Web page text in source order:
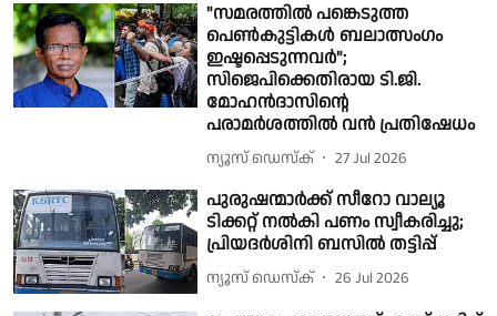
"സമരത്തിൽ പങ്കെടുത്ത
പെൺകുട്ടികൾ ബലാത്സംഗം
ഇഷ്ടപ്പെടുന്നവർ";
സിജെപിക്കെതിരായ ടി.ജി.
മോഹൻദാസിൻ്റെ
പരാമർശത്തിൽ വൻ പ്രതിഷേധം
ന്യൂസ് ഡെസ്ക് 27 Jul 2026
പുരുഷന്മാർക്ക് സീറോ വാല്യൂ
ടിക്കറ്റ് നൽകി പണം സ്വീകരിച്ചു;
പ്രിയദർശിനി ബസിൽ തട്ടിപ്പ്
ന്യൂസ് ഡെസ്ക് 26 Jul 2026